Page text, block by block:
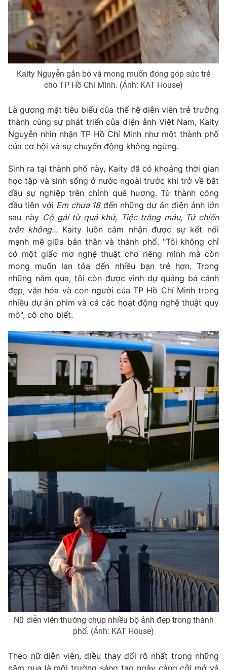
Kaity Nguyễn gắn bó và mong muốn đóng góp sức trẻ
cho TP Hồ Chí Minh. (Ảnh: KAT House)
Là gương mặt tiêu biểu của thế hệ diễn viên trẻ trưởng
thành cùng sự phát triển của điện ảnh Việt Nam, Kaity
Nguyễn nhìn nhận TP Hồ Chí Minh như một thành phố
của cơ hội và sự chuyển động không ngừng.
Sinh ra tại thành phố này, Kaity đã có khoảng thời gian
học tập và sinh sống ở nước ngoài trước khi trở về bắt
đầu sự nghiệp trên chính quê hương. Từ thành công
đầu tiên với Em chưa 18đến những dự án điện ảnh lớn
sau này Cô gái từ quá khứ, Tiệc trăng máu, Tử chiến
trên không...Kaity luôn cảm nhận được sự kết nối
mạnh mẽ giữa bản thân và thành phố. "Tôi không chỉ
có một giấc mơ nghệ thuật cho riêng mình mà còn
mong muốn lan tỏa đến nhiều bạn trẻ hơn. Trong
những năm qua, tôi còn được vinh dự quảng bá cảnh
đẹp, văn hóa và con người của TP Hồ Chí Minh trong
nhiều dự án phim và cả các hoạt động nghệ thuật quy
mô", cô cho biết.
Nữ diễn viên thường chụp nhiều bộ ảnh đẹp trong thành
phố. (Ảnh: KAT House)
Theo nữ diễn viên, điều thay đổi rõ nhất trong những